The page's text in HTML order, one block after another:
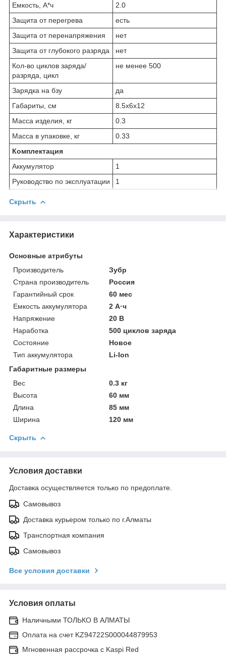
Емкость, А*ч
2.0
Защита от перегрева
есть
Защита от перенапряжения
нет
Защита от глубокого разряда
нет
Кол-во циклов заряда/
разряда, цикл
не ме­нее 500
Зарядка на бзу
да
Габариты, см
8.5x6x12
Масса изделия, кг
0.3
Масса в упаковке, кг
0.33
Комплектация
Аккумулятор
1
Руководство по эксплуатации
1
Скрыть
Характеристики
Основные атрибуты
Производитель
Зубр
Страна производитель
Россия
Гарантийный срок
60 мес
Емкость аккумулятора
2 А·ч
Напряжение
20 В
Наработка
500 циклов заряда
Состояние
Новое
Тип аккумулятора
Li-Ion
Габаритные размеры
Вес
0.3 кг
Высота
60 мм
Длина
85 мм
Ширина
120 мм
Скрыть
Условия доставки
Доставка осуществляется только по предоплате.
Самовывоз
Доставка курьером только по г.Алматы
Транспортная компания
Самовывоз
Все условия доставки
Условия оплаты
Наличными ТОЛЬКО В АЛМАТЫ
Оплата на счет KZ94722S000044879953
Мгновенная рассрочка с Kaspi Red